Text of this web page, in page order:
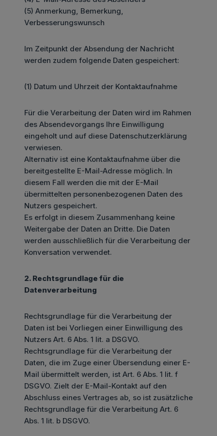
(5) Anmerkung, Bemerkung,
Verbesserungswunsch
Im Zeitpunkt der Absendung der Nachricht
werden zudem folgende Daten gespeichert:
(1) Datum und Uhrzeit der Kontaktaufnahme
Für die Verarbeitung der Daten wird im Rahmen
des Absendevorgangs Ihre Einwilligung
eingeholt und auf diese Datenschutzerklärung
verwiesen.
Alternativ ist eine Kontaktaufnahme über die
bereitgestellte E-Mail-Adresse möglich. In
diesem Fall werden die mit der E-Mail
übermittelten personenbezogenen Daten des
Nutzers gespeichert.
Es erfolgt in diesem Zusammenhang keine
Weitergabe der Daten an Dritte. Die Daten
werden ausschließlich für die Verarbeitung der
Konversation verwendet.
2. Rechtsgrundlage für die
Datenverarbeitung
Rechtsgrundlage für die Verarbeitung der
Daten ist bei Vorliegen einer Einwilligung des
Nutzers Art. 6 Abs. 1 lit. a DSGVO.
Rechtsgrundlage für die Verarbeitung der
Daten, die im Zuge einer Übersendung einer E-
Mail übermittelt werden, ist Art. 6 Abs. 1 lit. f
DSGVO. Zielt der E-Mail-Kontakt auf den
Abschluss eines Vertrages ab, so ist zusätzliche
Rechtsgrundlage für die Verarbeitung Art. 6
Abs. 1 lit. b DSGVO.